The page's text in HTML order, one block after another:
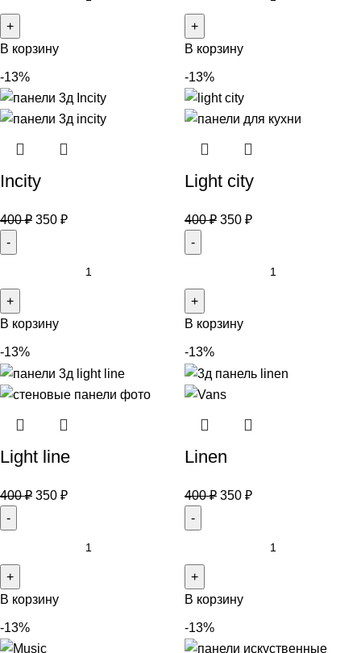
В корзину В корзину
-13%
Incity
400₽ 350 ₽
В корзину
-13%
Light city
400₽ 350 ₽
В корзину
-13%
Light line
400₽ 350 ₽
В корзину
-13%
Linen
400₽ 350 ₽
В корзину
-13% -13%